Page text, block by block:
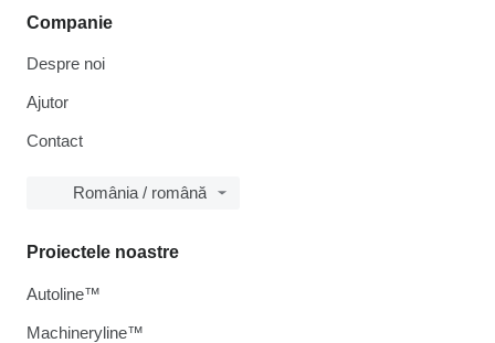
Companie
Despre noi
Ajutor
Contact
România / română
Proiectele noastre
Autoline™
Machineryline™